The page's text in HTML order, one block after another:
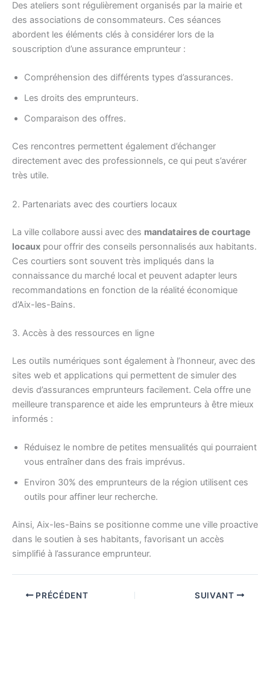
Des ateliers sont régulièrement organisés par la mairie et
des associations de consommateurs. Ces séances
abordent les éléments clés à considérer lors de la
souscription d’une assurance emprunteur :
Compréhension des différents types d’assurances.
Les droits des emprunteurs.
Comparaison des offres.
Ces rencontres permettent également d’échanger
directement avec des professionnels, ce qui peut s’avérer
très utile.
2. Partenariats avec des courtiers locaux
La ville collabore aussi avec des mandataires de courtage
locaux pour offrir des conseils personnalisés aux habitants.
Ces courtiers sont souvent très impliqués dans la
connaissance du marché local et peuvent adapter leurs
recommandations en fonction de la réalité économique
d’Aix-les-Bains.
3. Accès à des ressources en ligne
Les outils numériques sont également à l’honneur, avec des
sites web et applications qui permettent de simuler des
devis d’assurances emprunteurs facilement. Cela offre une
meilleure transparence et aide les emprunteurs à être mieux
informés :
Réduisez le nombre de petites mensualités qui pourraient
vous entraîner dans des frais imprévus.
Environ 30% des emprunteurs de la région utilisent ces
outils pour affiner leur recherche.
Ainsi, Aix-les-Bains se positionne comme une ville proactive
dans le soutien à ses habitants, favorisant un accès
simplifié à l’assurance emprunteur.
PRÉCÉDENT SUIVANT